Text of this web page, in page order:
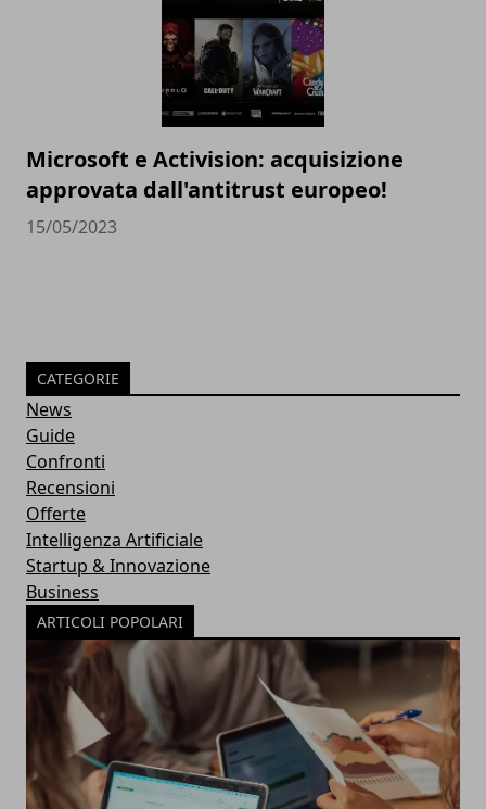
Microsoft e Activision: acquisizione
approvata dall'antitrust europeo!
15/05/2023
CATEGORIE
News
Guide
Confronti
Recensioni
Offerte
Intelligenza Artificiale
Startup & Innovazione
Business
ARTICOLI POPOLARI